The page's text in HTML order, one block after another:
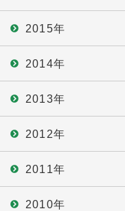
2015年
2014年
2013年
2012年
2011年
2010年